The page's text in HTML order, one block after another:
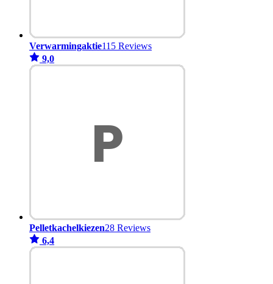
Verwarmingaktie115 Reviews
9,0
Pelletkachelkiezen28 Reviews
6,4